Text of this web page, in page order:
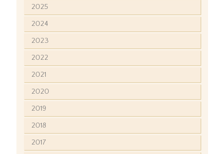
2025
2024
2023
2022
2021
2020
2019
2018
2017